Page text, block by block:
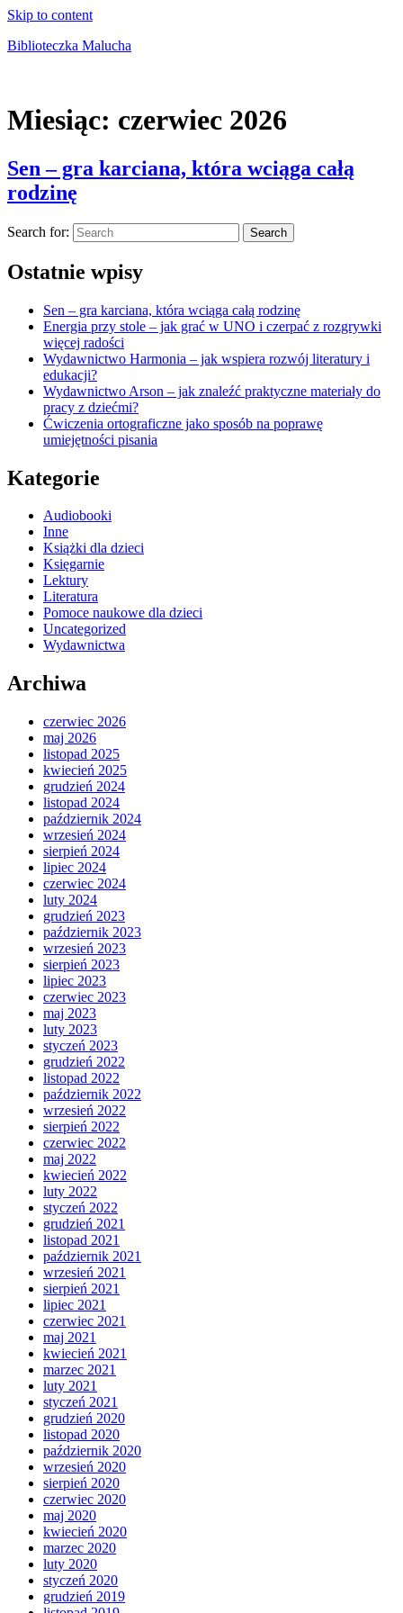
Skip to content
Biblioteczka Malucha
Miesiąc: czerwiec 2026
Sen – gra karciana, która wciąga całą
rodzinę
Search for: Search
Ostatnie wpisy
Sen – gra karciana, która wciąga całą rodzinę
Energia przy stole – jak grać w UNO i czerpać z rozgrywki
więcej radości
Wydawnictwo Harmonia – jak wspiera rozwój literatury i
edukacji?
Wydawnictwo Arson – jak znaleźć praktyczne materiały do
pracy z dziećmi?
Ćwiczenia ortograficzne jako sposób na poprawę
umiejętności pisania
Kategorie
Audiobooki
Inne
Książki dla dzieci
Księgarnie
Lektury
Literatura
Pomoce naukowe dla dzieci
Uncategorized
Wydawnictwa
Archiwa
czerwiec 2026
maj 2026
listopad 2025
kwiecień 2025
grudzień 2024
listopad 2024
październik 2024
wrzesień 2024
sierpień 2024
lipiec 2024
czerwiec 2024
luty 2024
grudzień 2023
październik 2023
wrzesień 2023
sierpień 2023
lipiec 2023
czerwiec 2023
maj 2023
luty 2023
styczeń 2023
grudzień 2022
listopad 2022
październik 2022
wrzesień 2022
sierpień 2022
czerwiec 2022
maj 2022
kwiecień 2022
luty 2022
styczeń 2022
grudzień 2021
listopad 2021
październik 2021
wrzesień 2021
sierpień 2021
lipiec 2021
czerwiec 2021
maj 2021
kwiecień 2021
marzec 2021
luty 2021
styczeń 2021
grudzień 2020
listopad 2020
październik 2020
wrzesień 2020
sierpień 2020
czerwiec 2020
maj 2020
kwiecień 2020
marzec 2020
luty 2020
styczeń 2020
grudzień 2019